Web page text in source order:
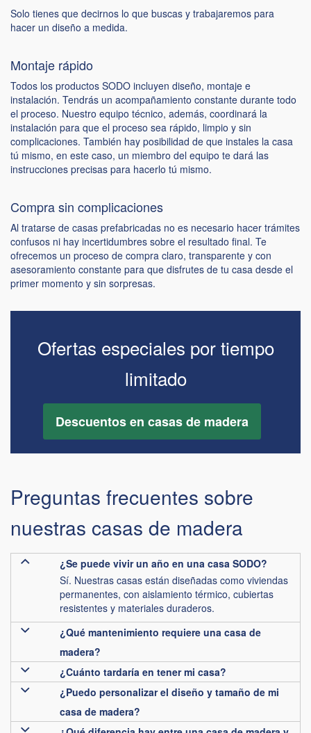
Solo tienes que decirnos lo que buscas y trabajaremos para
hacer un diseño a medida.
Montaje rápido
Todos los productos SODO incluyen diseño, montaje e
instalación. Tendrás un acompañamiento constante durante todo
el proceso. Nuestro equipo técnico, además, coordinará la
instalación para que el proceso sea rápido, limpio y sin
complicaciones. También hay posibilidad de que instales la casa
tú mismo, en este caso, un miembro del equipo te dará las
instrucciones precisas para hacerlo tú mismo.
Compra sin complicaciones
Al tratarse de casas prefabricadas no es necesario hacer trámites
confusos ni hay incertidumbres sobre el resultado final. Te
ofrecemos un proceso de compra claro, transparente y con
asesoramiento constante para que disfrutes de tu casa desde el
primer momento y sin sorpresas.
Ofertas especiales por tiempo
limitado
Descuentos en casas de madera
Preguntas frecuentes sobre
nuestras casas de madera
¿Se puede vivir un año en una casa SODO?
Sí. Nuestras casas están diseñadas como viviendas
permanentes, con aislamiento térmico, cubiertas
resistentes y materiales duraderos.
¿Qué mantenimiento requiere una casa de
madera?
¿Cuánto tardaría en tener mi casa?
¿Puedo personalizar el diseño y tamaño de mi
casa de madera?